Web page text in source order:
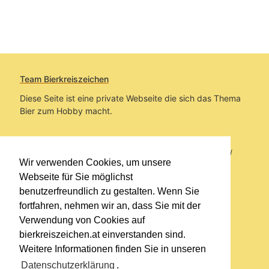
Wir verwenden Cookies, um unsere
Webseite für Sie möglichst
benutzerfreundlich zu gestalten. Wenn Sie
fortfahren, nehmen wir an, dass Sie mit der
Verwendung von Cookies auf
bierkreiszeichen.at einverstanden sind.
Weitere Informationen finden Sie in unseren
Datenschutzerklärung .
Team Bierkreiszeichen
Diese Seite ist eine private Webseite die sich das Thema
Bier zum Hobby macht.
Sie befinden sich auf https://www.bierkreiszeichen.at/
im Pfad:Übers Bier/Biersorten
Erstellt: 2026-08-09
Links
Impressum